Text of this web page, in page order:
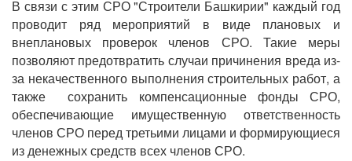
В связи с этим СРО "Строители Башкирии" каждый год
проводит ряд мероприятий в виде плановых и
внеплановых проверок членов СРО. Такие меры
позволяют предотвратить случаи причинения вреда из-
за некачественного выполнения строительных работ, а
также сохранить компенсационные фонды СРО,
обеспечивающие имущественную ответственность
членов СРО перед третьими лицами и формирующиеся
из денежных средств всех членов СРО.